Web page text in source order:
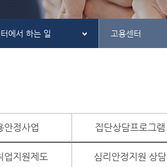
에서 하는 일 고용센터
안정사업 집단상담프로그램
업지원제도 심리안정지원 상담